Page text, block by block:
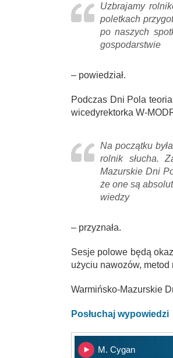
Uzbrajamy
poletkach
po naszych
gospodarstwie
– powiedział.
Podczas Dni Pola
wicedyrektorka W-
Na początku
rolnik słucha.
Mazurskie Dni
że one są
wiedzy
– przyznała.
Sesje polowe będą
użyciu nawozów,
Warmińsko-Mazurskie
Posłuchaj wypowiedzi
M. Cygan